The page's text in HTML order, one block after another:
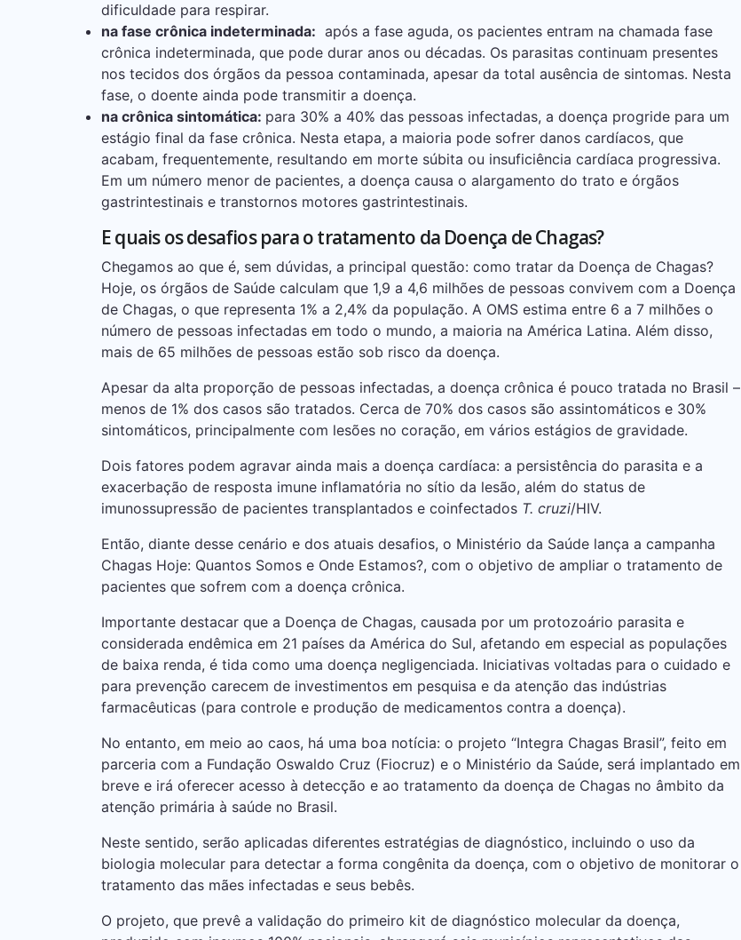
dificuldade para respirar.
na fase crônica indeterminada: após a fase aguda, os pacientes entram na chamada fase
crônica indeterminada, que pode durar anos ou décadas. Os parasitas continuam presentes
nos tecidos dos órgãos da pessoa contaminada, apesar da total ausência de sintomas. Nesta
fase, o doente ainda pode transmitir a doença.
na crônica sintomática: para 30% a 40% das pessoas infectadas, a doença progride para um
estágio final da fase crônica. Nesta etapa, a maioria pode sofrer danos cardíacos, que
acabam, frequentemente, resultando em morte súbita ou insuficiência cardíaca progressiva.
Em um número menor de pacientes, a doença causa o alargamento do trato e órgãos
gastrintestinais e transtornos motores gastrintestinais.
E quais os desafios para o tratamento da Doença de Chagas?
Chegamos ao que é, sem dúvidas, a principal questão: como tratar da Doença de Chagas?
Hoje, os órgãos de Saúde calculam que 1,9 a 4,6 milhões de pessoas convivem com a Doença
de Chagas, o que representa 1% a 2,4% da população. A OMS estima entre 6 a 7 milhões o
número de pessoas infectadas em todo o mundo, a maioria na América Latina. Além disso,
mais de 65 milhões de pessoas estão sob risco da doença.
Apesar da alta proporção de pessoas infectadas, a doença crônica é pouco tratada no Brasil –
menos de 1% dos casos são tratados. Cerca de 70% dos casos são assintomáticos e 30%
sintomáticos, principalmente com lesões no coração, em vários estágios de gravidade.
Dois fatores podem agravar ainda mais a doença cardíaca: a persistência do parasita e a
exacerbação de resposta imune inflamatória no sítio da lesão, além do status de
imunossupressão de pacientes transplantados e coinfectados T. cruzi/HIV.
Então, diante desse cenário e dos atuais desafios, o Ministério da Saúde lança a campanha
Chagas Hoje: Quantos Somos e Onde Estamos?, com o objetivo de ampliar o tratamento de
pacientes que sofrem com a doença crônica.
Importante destacar que a Doença de Chagas, causada por um protozoário parasita e
considerada endêmica em 21 países da América do Sul, afetando em especial as populações
de baixa renda, é tida como uma doença negligenciada. Iniciativas voltadas para o cuidado e
para prevenção carecem de investimentos em pesquisa e da atenção das indústrias
farmacêuticas (para controle e produção de medicamentos contra a doença).
No entanto, em meio ao caos, há uma boa notícia: o projeto “Integra Chagas Brasil”, feito em
parceria com a Fundação Oswaldo Cruz (Fiocruz) e o Ministério da Saúde, será implantado em
breve e irá oferecer acesso à detecção e ao tratamento da doença de Chagas no âmbito da
atenção primária à saúde no Brasil.
Neste sentido, serão aplicadas diferentes estratégias de diagnóstico, incluindo o uso da
biologia molecular para detectar a forma congênita da doença, com o objetivo de monitorar o
tratamento das mães infectadas e seus bebês.
O projeto, que prevê a validação do primeiro kit de diagnóstico molecular da doença,